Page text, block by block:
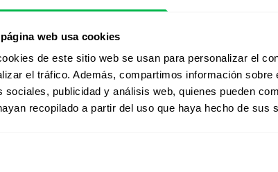
web usa cookies
de este sitio web se usan para personalizar el
el tráfico. Además, compartimos información
sociales, publicidad y análisis web, quienes pueden
recopilado a partir del uso que haya hecho de sus